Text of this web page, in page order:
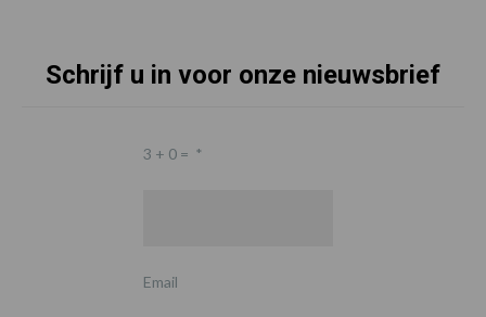
Schrijf u in voor onze nieuwsbrief
3 + 0 = *
Email